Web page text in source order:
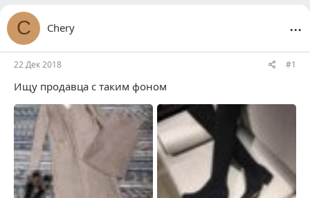
C Chery ...
22 Дек 2018 #1
Ищу продавца с таким фоном